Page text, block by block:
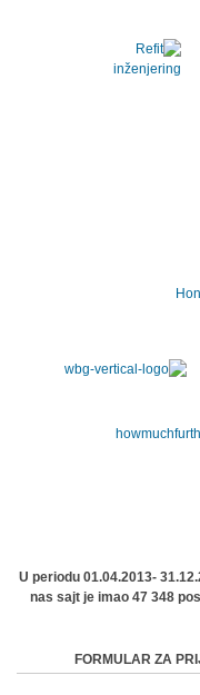
U periodu 01.04.2013-
nas sajt je imao 47 348
FORMULAR ZA